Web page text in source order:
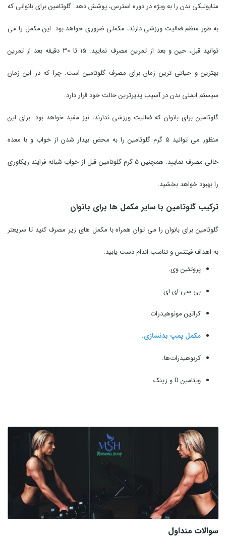
متابولیکی بدن را به ویژه در دوره استرس، پوشش دهد. گلوتامین برای بانوانی که
به طور منظم فعالیت ورزشی دارند، مکملی ضروری خواهد بود. این مکمل را می
توانید قبل، حین و بعد از تمرین مصرف نمایید. 15 تا 30 دقیقه بعد از تمرین
بهترین و حیاتی ترین زمان برای مصرف گلوتامین است. چرا که در این زمان
سیستم ایمنی بدن در آسیب پذیرترین حالت خود قرار دارد.
گلوتامین برای بانوان که فعالیت ورزشی ندارند، نیز مفید خواهد بود. برای این
منظور می توانید 5 گرم گلوتامین را به محض بیدار شدن از خواب و با معده
خالی مصرف نمایید. همچنین 5 گرم گلوتامین قبل از خواب شبانه فرایند ریکاوری
را بهبود خواهد بخشید.
ترکیب گلوتامین با سایر مکمل ها برای بانوان
گلوتامین برای بانوان را می توان همراه با مکمل های زیر مصرف کنید تا سریعتر
به اهداف فیتنس و تناسب اندام دست یابید.
پروتئین وی.
بی سی ای ای.
کراتین مونوهیدرات.
مکمل پمپ بدنسازی.
کربوهیدرات‌ها.
ویتامین D و زینک.
سوالات متداول